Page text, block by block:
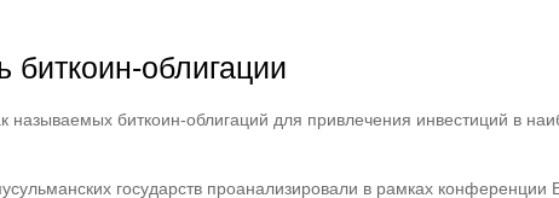
биткоин-облигации
биткоин-облигаций для привлечения инвестиций в
государств проанализировали в рамках конференции